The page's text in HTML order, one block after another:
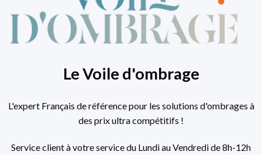
Le Voile d'ombrage
L'expert Français de référence pour les solutions d'ombrages à
des prix ultra compétitifs !
Service client à votre service du Lundi au Vendredi de 8h-12h